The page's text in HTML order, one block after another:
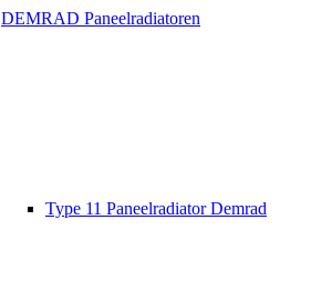
DEMRAD Paneelradiatoren
Type 11 Paneelradiator Demrad